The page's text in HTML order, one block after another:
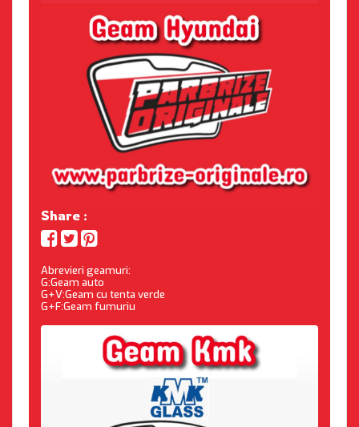
Share :
Abrevieri geamuri:
G:Geam auto
G+V:Geam cu tenta verde
G+F:Geam fumuriu